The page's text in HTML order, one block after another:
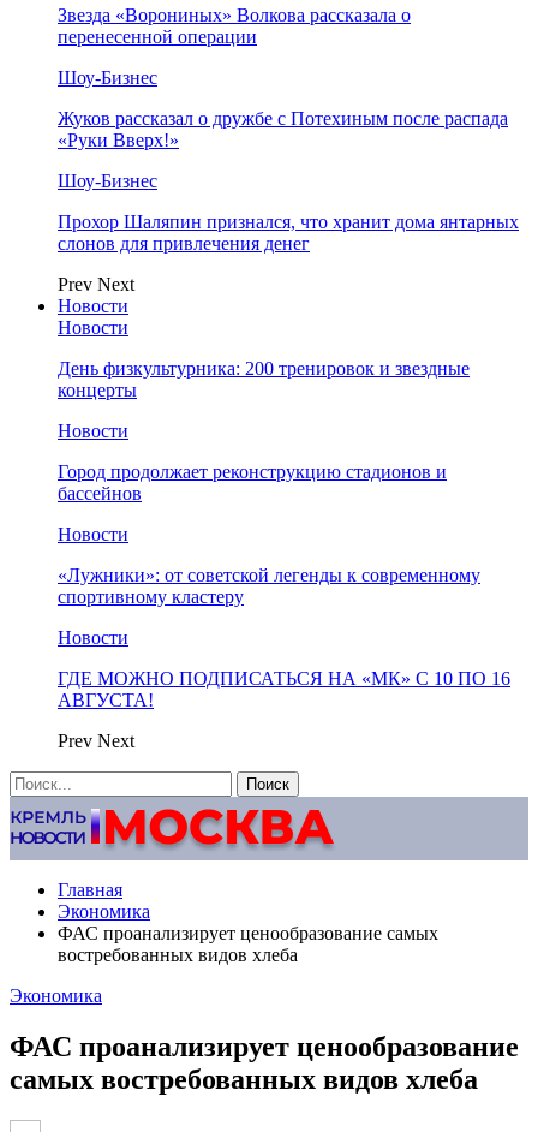
Звезда «Ворониных» Волкова рассказала о
перенесенной операции
Шоу-Бизнес
Жуков рассказал о дружбе с Потехиным после распада
«Руки Вверх!»
Шоу-Бизнес
Прохор Шаляпин признался, что хранит дома янтарных
слонов для привлечения денег
Prev Next
Новости
Новости
День физкультурника: 200 тренировок и звездные
концерты
Новости
Город продолжает реконструкцию стадионов и
бассейнов
Новости
«Лужники»: от советской легенды к современному
спортивному кластеру
Новости
ГДЕ МОЖНО ПОДПИСАТЬСЯ НА «МК» С 10 ПО 16
АВГУСТА!
Prev Next
Главная
Экономика
ФАС проанализирует ценообразование самых
востребованных видов хлеба
Экономика
ФАС проанализирует ценообразование
самых востребованных видов хлеба